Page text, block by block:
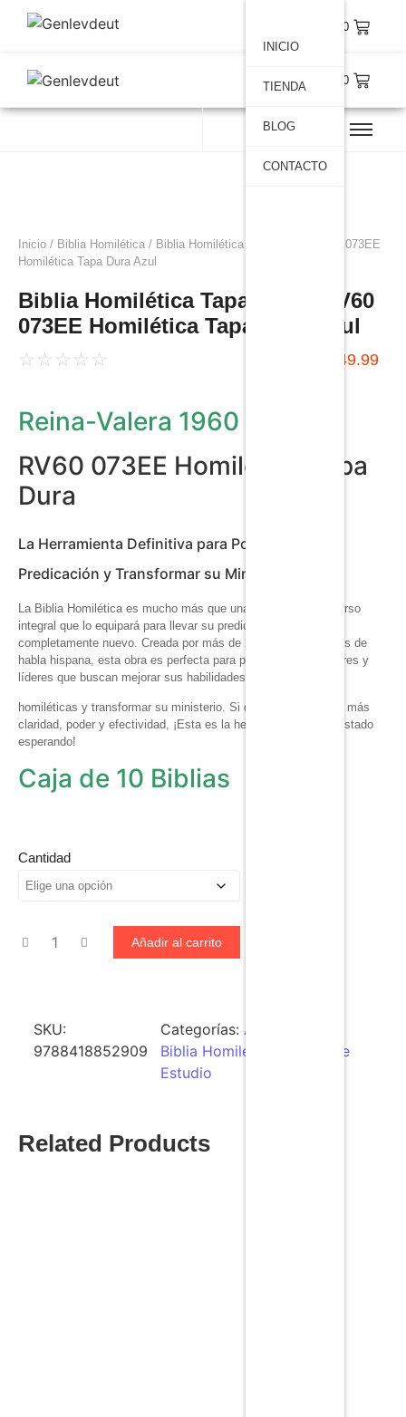
0.00
0.00
INICIO
TIENDA
BLOG
CONTACTO
Inicio / Biblia Homilética / Biblia Homilética Tapa Azul – RV60 073EE
Homilética Tapa Dura Azul
Biblia Homilética Tapa Azul - RV60
073EE Homilética Tapa Dura Azul
☆ ☆ ☆ ☆ ☆ 449.99
Reina-Valera 1960
RV60 073EE Homilética Tapa
Dura
La Herramienta Definitiva para Potenciar su
Predicación y Transformar su Ministerio
La Biblia Homilética es mucho más que una Biblia: es un recurso
integral que lo equipará para llevar su predicación a un nivel
completamente nuevo. Creada por más de 20 líderes cristianos de
habla hispana, esta obra es perfecta para pastores, predicadores y
líderes que buscan mejorar sus habilidades
homiléticas y transformar su ministerio. Si desea predicar con más
claridad, poder y efectividad, ¡Esta es la herramienta que ha estado
esperando!
Caja de 10 Biblias
Cantidad
Añadir al carrito
SKU:
9788418852909
Categorías: Al por Mayor
Biblia Homilética
Biblias de
Estudio
Related Products